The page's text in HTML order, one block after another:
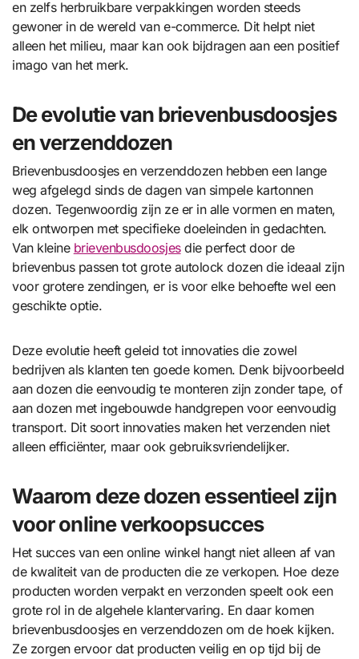
en zelfs herbruikbare verpakkingen worden steeds
gewoner in de wereld van e-commerce. Dit helpt niet
alleen het milieu, maar kan ook bijdragen aan een positief
imago van het merk.
De evolutie van brievenbusdoosjes
en verzenddozen
Brievenbusdoosjes en verzenddozen hebben een lange
weg afgelegd sinds de dagen van simpele kartonnen
dozen. Tegenwoordig zijn ze er in alle vormen en maten,
elk ontworpen met specifieke doeleinden in gedachten.
Van kleine brievenbusdoosjesdie perfect door de
brievenbus passen tot grote autolock dozen die ideaal zijn
voor grotere zendingen, er is voor elke behoefte wel een
geschikte optie.
Deze evolutie heeft geleid tot innovaties die zowel
bedrijven als klanten ten goede komen. Denk bijvoorbeeld
aan dozen die eenvoudig te monteren zijn zonder tape, of
aan dozen met ingebouwde handgrepen voor eenvoudig
transport. Dit soort innovaties maken het verzenden niet
alleen efficiënter, maar ook gebruiksvriendelijker.
Waarom deze dozen essentieel zijn
voor online verkoopsucces
Het succes van een online winkel hangt niet alleen af van
de kwaliteit van de producten die ze verkopen. Hoe deze
producten worden verpakt en verzonden speelt ook een
grote rol in de algehele klantervaring. En daar komen
brievenbusdoosjes en verzenddozen om de hoek kijken.
Ze zorgen ervoor dat producten veilig en op tijd bij de